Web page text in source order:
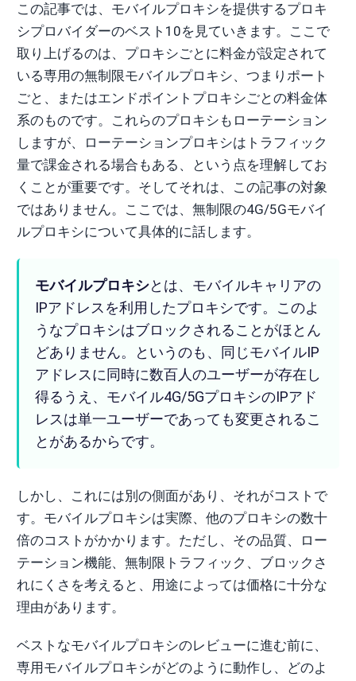
この記事では、モバイルプロキシを提供するプロキ
シプロバイダーのベスト10を見ていきます。ここで
取り上げるのは、プロキシごとに料金が設定されて
いる専用の無制限モバイルプロキシ、つまりポート
ごと、またはエンドポイントプロキシごとの料金体
系のものです。これらのプロキシもローテーション
しますが、ローテーションプロキシはトラフィック
量で課金される場合もある、という点を理解してお
くことが重要です。そしてそれは、この記事の対象
ではありません。ここでは、無制限の4G/5Gモバイ
ルプロキシについて具体的に話します。
モバイルプロキシとは、モバイルキャリアの
IPアドレスを利用したプロキシです。このよ
うなプロキシはブロックされることがほとん
どありません。というのも、同じモバイルIP
アドレスに同時に数百人のユーザーが存在し
得るうえ、モバイル4G/5GプロキシのIPアド
レスは単一ユーザーであっても変更されるこ
とがあるからです。
しかし、これには別の側面があり、それがコストで
す。モバイルプロキシは実際、他のプロキシの数十
倍のコストがかかります。ただし、その品質、ロー
テーション機能、無制限トラフィック、ブロックさ
れにくさを考えると、用途によっては価格に十分な
理由があります。
ベストなモバイルプロキシのレビューに進む前に、
専用モバイルプロキシがどのように動作し、どのよ